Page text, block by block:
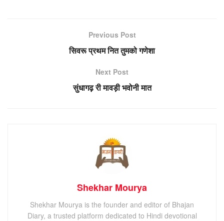
Previous Post
सिवरू प्रथम नित तुमको गणेशा
Next Post
सुंधागढ़ री मावड़ी भवोनी मात
Shekhar Mourya
Shekhar Mourya is the founder and editor of Bhajan
Diary, a trusted platform dedicated to Hindi devotional